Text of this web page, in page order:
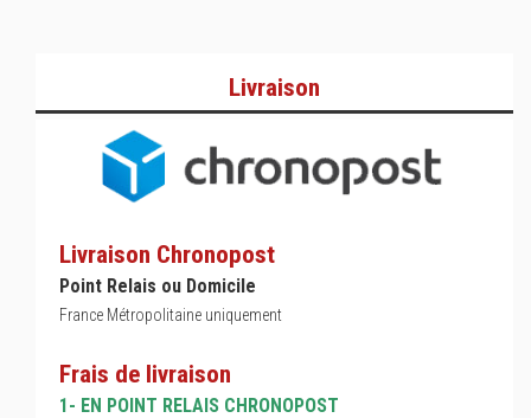
Livraison
Livraison Chronopost
Point Relais ou Domicile
France Métropolitaine uniquement
Frais de livraison
1- EN POINT RELAIS CHRONOPOST